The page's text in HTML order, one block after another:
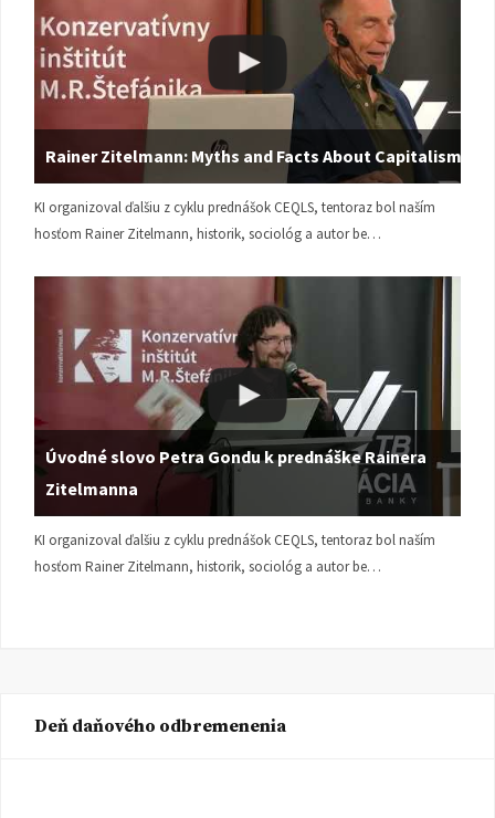
Rainer Zitelmann: Myths and Facts About Capitalism
KI organizoval ďalšiu z cyklu prednášok CEQLS, tentoraz bol naším
hosťom Rainer Zitelmann, historik, sociológ a autor be…
Úvodné slovo Petra Gondu k prednáške Rainera
Zitelmanna
KI organizoval ďalšiu z cyklu prednášok CEQLS, tentoraz bol naším
hosťom Rainer Zitelmann, historik, sociológ a autor be…
Deň daňového odbremenenia